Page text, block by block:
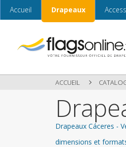
Accueil Drapeaux
ACCUEIL
Drapeaux Cáceres -
dimensions et